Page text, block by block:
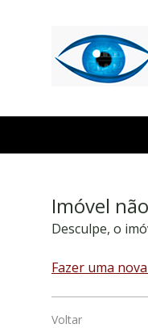
Imóvel
Desculpe, o
Fazer uma
Voltar